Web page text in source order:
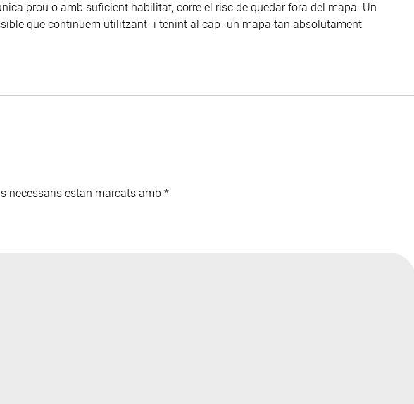
prou o amb suficient habilitat, corre el risc de quedar fora del mapa. Un
que continuem utilitzant -i tenint al cap- un mapa tan absolutament
necessaris estan marcats amb *